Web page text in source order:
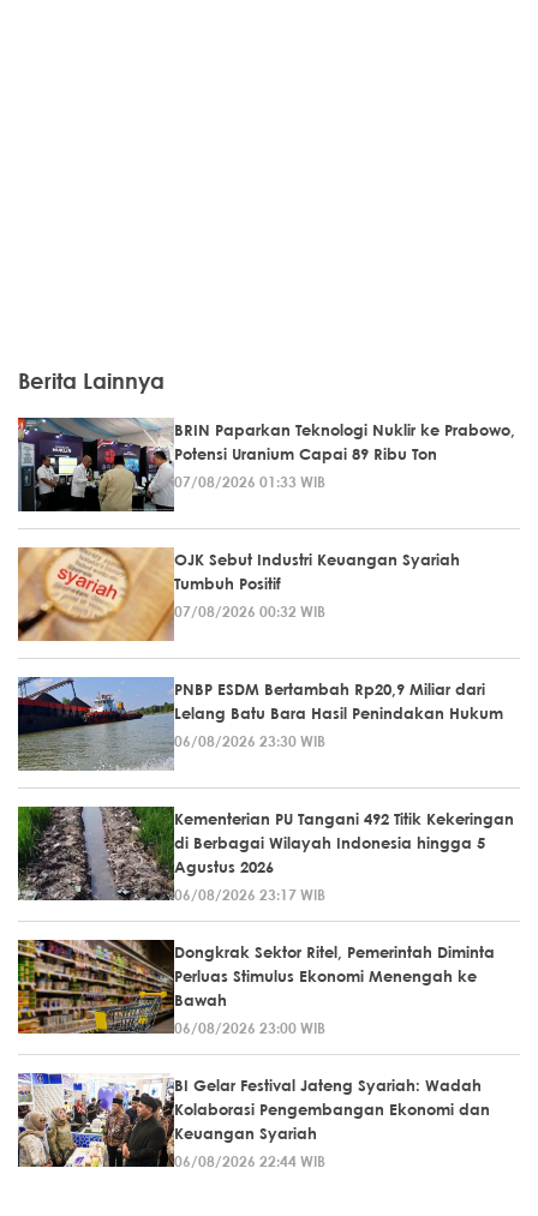
Berita Lainnya
BRIN Paparkan Teknologi Nuklir ke Prabowo,
Potensi Uranium Capai 89 Ribu Ton
07/08/2026 01:33 WIB
OJK Sebut Industri Keuangan Syariah
Tumbuh Positif
07/08/2026 00:32 WIB
PNBP ESDM Bertambah Rp20,9 Miliar dari
Lelang Batu Bara Hasil Penindakan Hukum
06/08/2026 23:30 WIB
Kementerian PU Tangani 492 Titik Kekeringan
di Berbagai Wilayah Indonesia hingga 5
Agustus 2026
06/08/2026 23:17 WIB
Dongkrak Sektor Ritel, Pemerintah Diminta
Perluas Stimulus Ekonomi Menengah ke
Bawah
06/08/2026 23:00 WIB
BI Gelar Festival Jateng Syariah: Wadah
Kolaborasi Pengembangan Ekonomi dan
Keuangan Syariah
06/08/2026 22:44 WIB